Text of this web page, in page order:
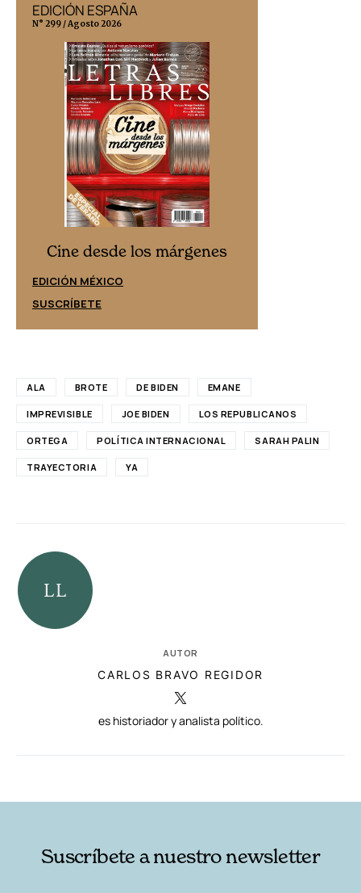
EDICIÓN ESPAÑA
N° 299 / Agosto 2026
Cine desde los márgenes
EDICIÓN MÉXICO
SUSCRÍBETE
ALA BROTE DE BIDEN EMANE
IMPREVISIBLE JOE BIDEN LOS REPUBLICANOS
ORTEGA POLÍTICA INTERNACIONAL SARAH PALIN
TRAYECTORIA YA
AUTOR
CARLOS BRAVO REGIDOR
es historiador y analista político.
Suscríbete a nuestro newsletter